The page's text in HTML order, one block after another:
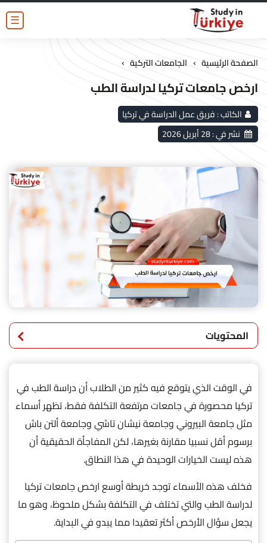
☰
الصفحة الرئيسية › الجامعات التركية ›
ارخص جامعات تركيا لدراسة الطب
الكاتب :فريق عمل الدراسة في تركيا
نشر في :28 أبريل 2026
المحتويات
في الوقت الذي يتوقع فيه كثير من الطلاب أن دراسة الطب في
تركيا محصورة في جامعات مرتفعة التكلفة فقط، تظهر أسماء
مثل جامعة البيروني وجامعة نيشان تاشي وجامعة ألتن باش
برسوم أقل نسبيا مقارنة بغيرها، لكن المفاجأة الحقيقية أن
هذه ليست الخيارات الوحيدة في هذا النطاق.
فخلف هذه الأسماء توجد خريطة أوسع ارخص جامعات تركيا
لدراسة الطب والتي تختلف في التكلفة بشكل ملحوظ، وهو ما
يجعل سؤال الأرخص أكثر تعقيدا مما يبدو في البداية.